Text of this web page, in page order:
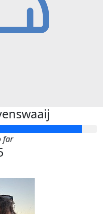
far